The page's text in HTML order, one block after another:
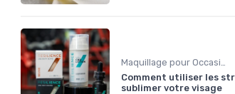
Comment utiliser les
sublimer votre visage